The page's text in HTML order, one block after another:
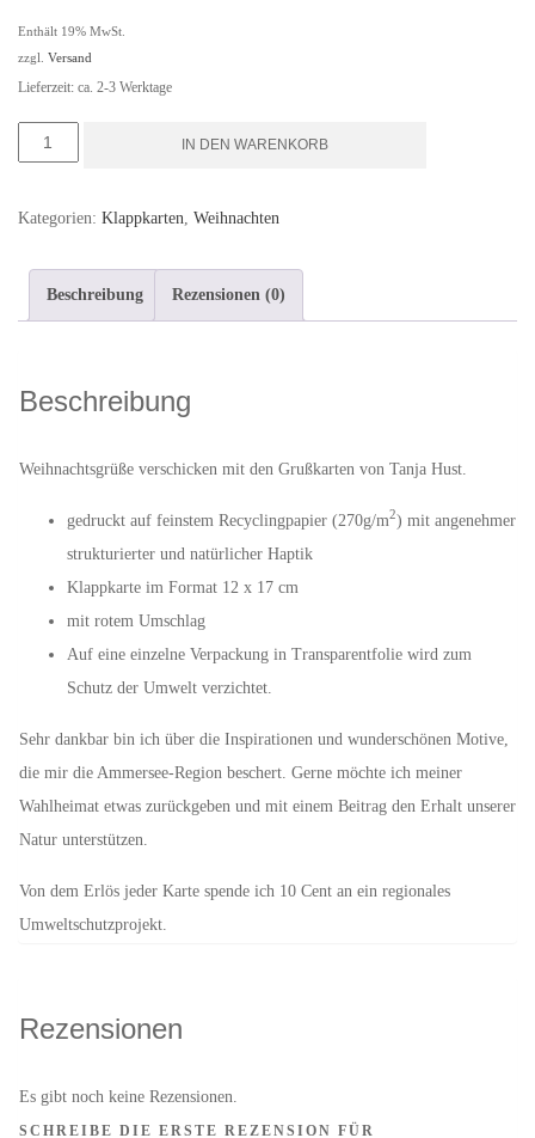
Enthält 19% MwSt.
zzgl. Versand
Lieferzeit: ca. 2-3 Werktage
Weihnachtsmotiv
Klappkarte
IN DEN WARENKORB
Kategorien: Klappkarten, Weihnachten
Beschreibung Rezensionen (0)
Beschreibung
Weihnachtsgrüße verschicken mit den Grußkarten von Tanja Hust.
gedruckt auf feinstem Recyclingpapier (270g/m2) mit angenehmer
strukturierter und natürlicher Haptik
Klappkarte im Format 12 x 17 cm
mit rotem Umschlag
Auf eine einzelne Verpackung in Transparentfolie wird zum
Schutz der Umwelt verzichtet.
Sehr dankbar bin ich über die Inspirationen und wunderschönen Motive,
die mir die Ammersee-Region beschert. Gerne möchte ich meiner
Wahlheimat etwas zurückgeben und mit einem Beitrag den Erhalt unserer
Natur unterstützen.
Von dem Erlös jeder Karte spende ich 10 Cent an ein regionales
Umweltschutzprojekt.
Rezensionen
Es gibt noch keine Rezensionen.
SCHREIBE DIE ERSTE REZENSION FÜR